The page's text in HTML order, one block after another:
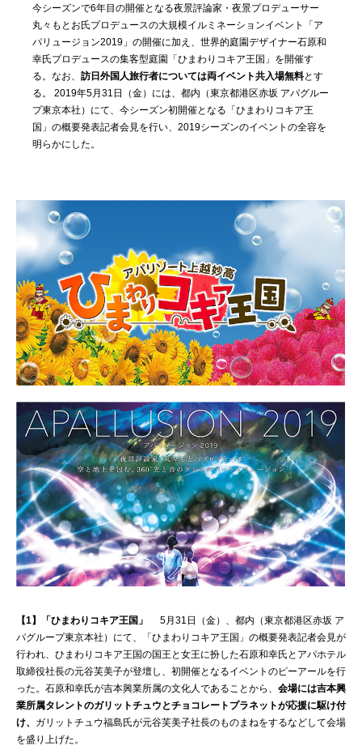
今シーズンで6年目の開催となる夜景評論家・夜景プロデューサー
丸々もとお氏プロデュースの大規模イルミネーションイベント「ア
パリュージョン2019」の開催に加え、世界的庭園デザイナー石原和
幸氏プロデュースの集客型庭園「ひまわりコキア王国」を開催す
る。なお、 訪日外国人旅行者については両イベント共入場無料とす
る。 2019年5月31日（金）には、都内（東京都港区赤坂 アパグルー
プ東京本社）にて、今シーズン初開催となる「ひまわりコキア王
国」の概要発表記者会見を行い、2019シーズンのイベントの全容を
明らかにした。
【1】「ひまわりコキア王国」
5月31日（金）、都内（東京都港区赤坂 ア
パグループ東京本社）にて、「ひまわりコキア王国」の概要発表記者会見が
行われ、ひまわりコキア王国の国王と女王に扮した石原和幸氏とアパホテル
取締役社長の元谷芙美子が登壇し、初開催となるイベントのピーアールを行
った。石原和幸氏が吉本興業所属の文化人であることから、 会場には吉本興
業所属タレントのガリットチュウとチョコレートプラネットが応援に駆け付
け、 ガリットチュウ福島氏が元谷芙美子社長のものまねをするなどして会場
を盛り上げた。